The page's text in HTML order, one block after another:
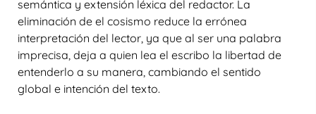
semántica y extensión léxica del redactor. La
eliminación de el cosismo reduce la errónea
interpretación del lector, ya que al ser una palabra
imprecisa, deja a quien lea el escribo la libertad de
entenderlo a su manera, cambiando el sentido
global e intención del texto.